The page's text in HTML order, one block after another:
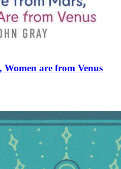
are from Venus